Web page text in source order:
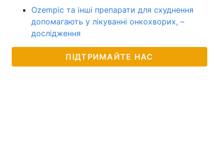
Ozempic та інші препарати для схуднення
допомагають у лікуванні онкохворих, –
дослідження
ПІДТРИМАЙТЕ НАС